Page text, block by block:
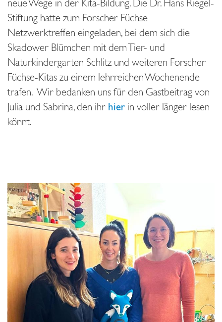
neue Wege in der Kita-Bildung. Die Dr. Hans Riegel-
Stiftung hatte zum Forscher Füchse
Netzwerktreffen eingeladen, bei dem sich die
Skadower Blümchen mit dem Tier- und
Naturkindergarten Schlitz und weiteren Forscher
Füchse-Kitas zu einem lehrreichen Wochenende
trafen. Wir bedanken uns für den Gastbeitrag von
Julia und Sabrina, den ihr hier in voller länger lesen
könnt.